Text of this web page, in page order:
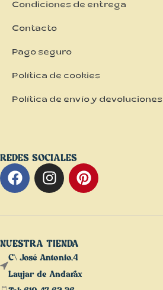
Condiciones de entrega
Contacto
Pago seguro
Política de cookies
Política de envío y devoluciones
REDES SOCIALES
NUESTRA TIENDA
C\ José Antonio,4
Laujar de Andarax